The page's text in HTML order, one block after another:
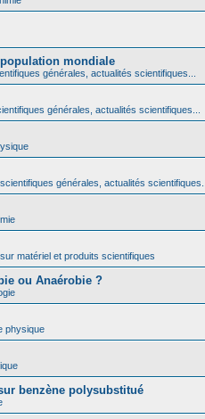
mondiale
générales, actualités scientifiques...
générales, actualités scientifiques...
générales, actualités scientifiques...
matériel et produits scientifiques
ou Anaérobie ?
physique
benzène polysubstitué